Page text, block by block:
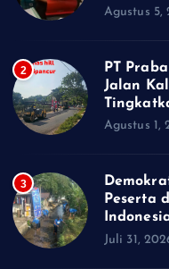
Agustus 5,
2
PT
Jalan
Agustus 1,
3
Peserta
Juli 31,